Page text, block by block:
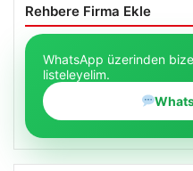
Rehbere Firma Ekle
WhatsApp üzerinden bize
listeleyelim.